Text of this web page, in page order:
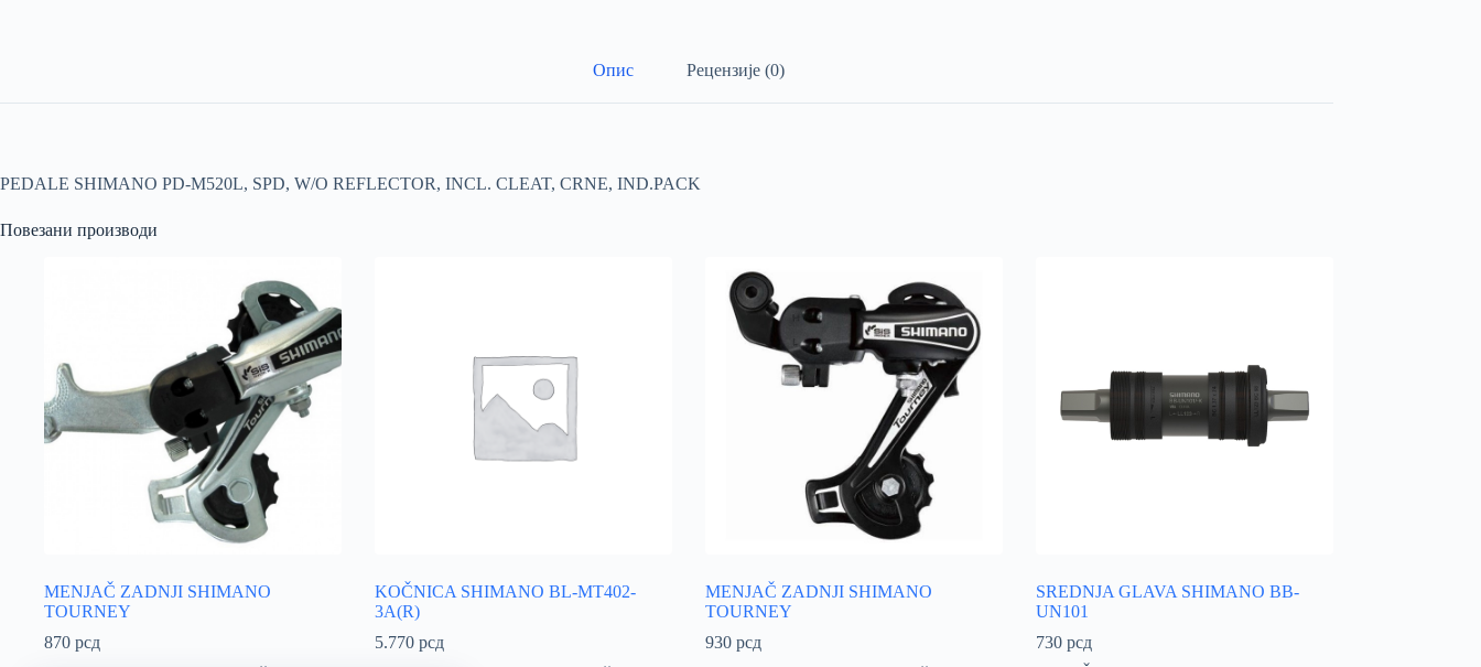
Опис Рецензије (0)
PEDALE SHIMANO PD-M520L, SPD, W/O REFLECTOR, INCL. CLEAT, CRNE, IND.PACK
Повезани производи
MENJAČ ZADNJI SHIMANO
TOURNEY
870 рсд
KOČNICA SHIMANO BL-MT402-
3A(R)
5.770 рсд
MENJAČ ZADNJI SHIMANO
TOURNEY
930 рсд
SREDNJA GLAVA SHIMANO BB-
UN101
730 рсд